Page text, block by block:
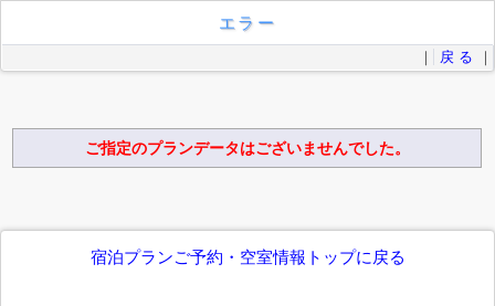
エラー
｜ 戻 る ｜
ご指定のプランデータはございませんでした。
宿泊プランご予約・空室情報トップに戻る